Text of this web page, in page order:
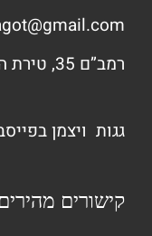
רמב”ם 35, טירת הכרמל
גגות ויצמן
קישורים